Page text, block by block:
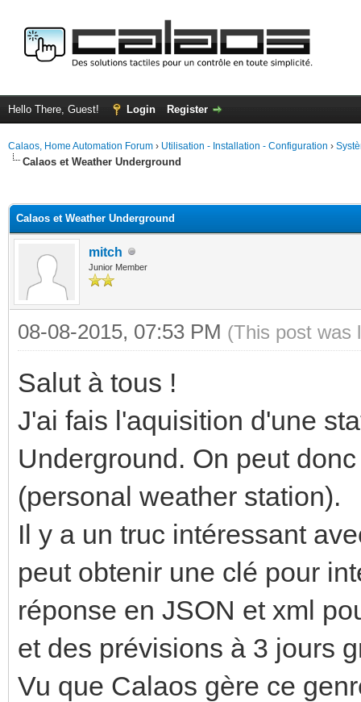
Hello There, Guest! Login Register
Calaos, Home Automation Forum › Utilisation - Installation - Configuration ›
Calaos et Weather Underground
Calaos et Weather Underground
mitch
Junior Member
08-08-2015, 07:53 PM (This post was
Salut à tous !
J'ai fais l'aquisition d'une
Underground. On peut
(personal weather station).
Il y a un truc intéressant
peut obtenir une clé pour
réponse en JSON et xml
et des prévisions à 3 jours
Vu que Calaos gère ce